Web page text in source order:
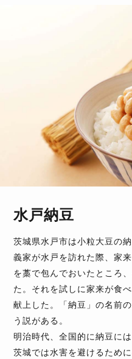
水戸納豆
茨城県水戸市は小粒大豆の
義家が水戸を訪れた際、家
を藁で包んでおいたところ
た。それを試しに家来が食
献上した。「納豆」の名前
う説がある。
明治時代、全国的に納豆に
茨城では水害を避けるため